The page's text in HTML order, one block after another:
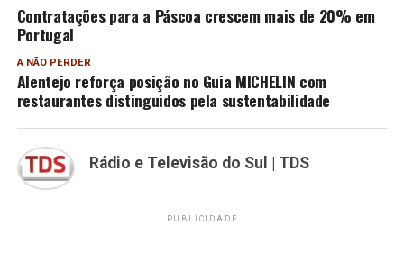
Contratações para a Páscoa crescem mais de 20% em
Portugal
A NÃO PERDER
Alentejo reforça posição no Guia MICHELIN com
restaurantes distinguidos pela sustentabilidade
Rádio e Televisão do Sul | TDS
PUBLICIDADE